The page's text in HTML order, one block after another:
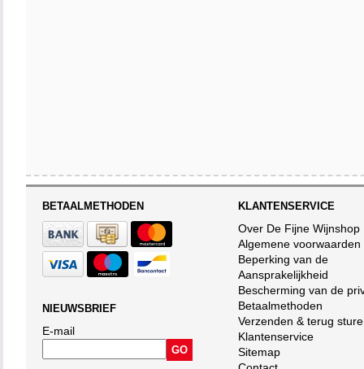
BETAALMETHODEN
NIEUWSBRIEF
E-mail
KLANTENSERVICE
Over De Fijne Wijnshop
Algemene voorwaarden
Beperking van de
Aansprakelijkheid
Bescherming van de
Betaalmethoden
Verzenden & terug
Klantenservice
Sitemap